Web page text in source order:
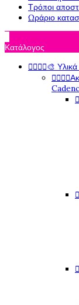
Τρόποι
Ωράριο
Κατάλογος
🎨



